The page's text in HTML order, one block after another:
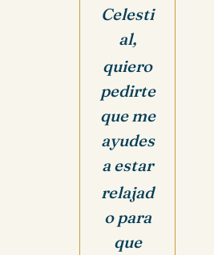
Celesti
al,
quiero
pedirte
que me
ayudes
a estar
relajad
o para
que